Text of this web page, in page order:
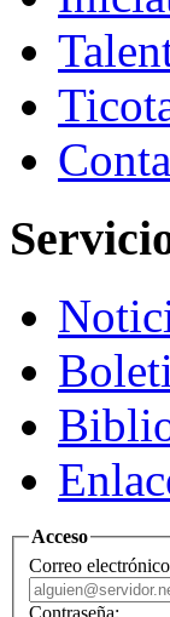
Acceso
Correo
Contraseña: